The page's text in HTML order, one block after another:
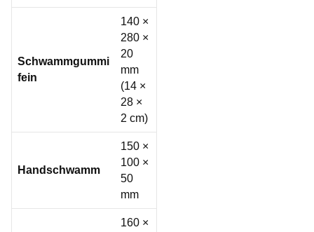
Schwammgummi
fein
140 ×
280 ×
20
mm
(14 ×
28 ×
2 cm)
Handschwamm
150 ×
100 ×
50
mm
160 ×